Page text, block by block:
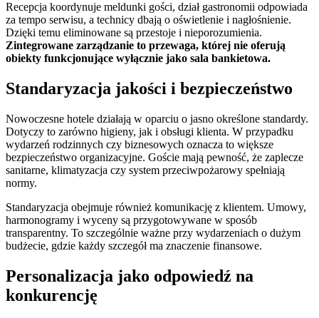
Recepcja koordynuje meldunki gości, dział gastronomii odpowiada
za tempo serwisu, a technicy dbają o oświetlenie i nagłośnienie.
Dzięki temu eliminowane są przestoje i nieporozumienia.
Zintegrowane zarządzanie to przewaga, której nie oferują
obiekty funkcjonujące wyłącznie jako sala bankietowa.
Standaryzacja jakości i bezpieczeństwo
Nowoczesne hotele działają w oparciu o jasno określone standardy.
Dotyczy to zarówno higieny, jak i obsługi klienta. W przypadku
wydarzeń rodzinnych czy biznesowych oznacza to większe
bezpieczeństwo organizacyjne. Goście mają pewność, że zaplecze
sanitarne, klimatyzacja czy system przeciwpożarowy spełniają
normy.
Standaryzacja obejmuje również komunikację z klientem. Umowy,
harmonogramy i wyceny są przygotowywane w sposób
transparentny. To szczególnie ważne przy wydarzeniach o dużym
budżecie, gdzie każdy szczegół ma znaczenie finansowe.
Personalizacja jako odpowiedź na
konkurencję